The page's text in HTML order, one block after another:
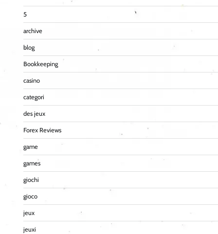
5
archive
blog
Bookkeeping
casino
categori
des jeux
Forex Reviews
game
games
giochi
gioco
jeux
jeuxi